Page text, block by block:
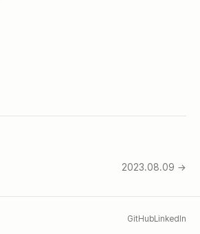
2023.08.09 →
GitHubLinkedIn